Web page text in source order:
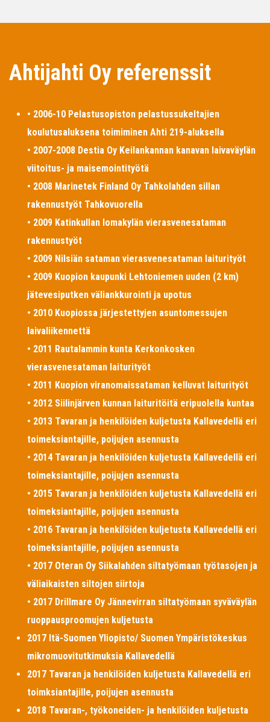
Ahtijahti Oy referenssit
• 2006-10 Pelastusopiston pelastussukeltajien
koulutusaluksena toimiminen Ahti 219-aluksella
• 2007-2008 Destia Oy Keilankannan kanavan laivaväylän
viitoitus- ja maisemointityötä
• 2008 Marinetek Finland Oy Tahkolahden sillan
rakennustyöt Tahkovuorella
• 2009 Katinkullan lomakylän vierasvenesataman
rakennustyöt
• 2009 Nilsiän sataman vierasvenesataman laiturityöt
• 2009 Kuopion kaupunki Lehtoniemen uuden (2 km)
jätevesiputken väliankkurointi ja upotus
• 2010 Kuopiossa järjestettyjen asuntomessujen
laivaliikennettä
• 2011 Rautalammin kunta Kerkonkosken
vierasvenesataman laiturityöt
• 2011 Kuopion viranomaissataman kelluvat laiturityöt
• 2012 Siilinjärven kunnan laituritöitä eripuolella kuntaa
• 2013 Tavaran ja henkilöiden kuljetusta Kallavedellä eri
toimeksiantajille, poijujen asennusta
• 2014 Tavaran ja henkilöiden kuljetusta Kallavedellä eri
toimeksiantajille, poijujen asennusta
• 2015 Tavaran ja henkilöiden kuljetusta Kallavedellä eri
toimeksiantajille, poijujen asennusta
• 2016 Tavaran ja henkilöiden kuljetusta Kallavedellä eri
toimeksiantajille, poijujen asennusta
• 2017 Oteran Oy Siikalahden siltatyömaan työtasojen ja
väliaikaisten siltojen siirtoja
• 2017 Drillmare Oy Jännevirran siltatyömaan syväväylän
ruoppausproomujen kuljetusta
2017 Itä-Suomen Yliopisto/ Suomen Ympäristökeskus
mikromuovitutkimuksia Kallavedellä
2017 Tavaran ja henkilöiden kuljetusta Kallavedellä eri
toimksiantajille, poijujen asennusta
2018 Tavaran-, työkoneiden- ja henkilöiden kuljetusta